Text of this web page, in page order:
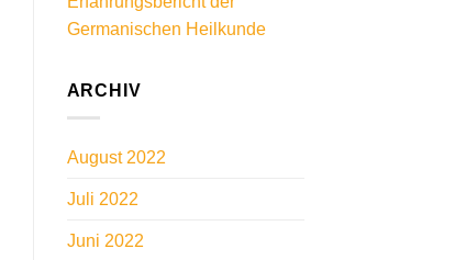
Germanischen Heilkunde
ARCHIV
August 2022
Juli 2022
Juni 2022